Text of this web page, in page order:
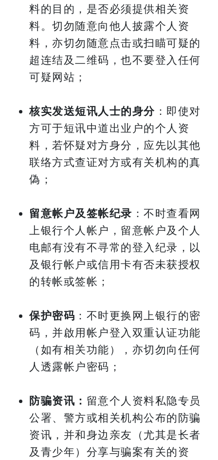
料的目的，是否必须提供相关资
料。切勿随意向他人披露个人资
料，亦切勿随意点击或扫瞄可疑的
超连结及二维码，也不要登入任何
可疑网站；
核实发送短讯人士的身分 ：即使对
方可于短讯中道出业户的个人资
料，若怀疑对方身分，应先以其他
联络方式查证对方或有关机构的真
偽；
留意帐户及签帐纪录 ：不时查看网
上银行个人帐户，留意帐户及个人
电邮有没有不寻常的登入纪录，以
及银行帐户或信用卡有否未获授权
的转帐或签帐；
保护密码 ：不时更换网上银行的密
码，并啟用帐户登入双重认证功能
（如有相关功能），亦切勿向任何
人透露帐户密码；
防骗资讯： 留意个人资料私隐专员
公署、警方或相关机构公布的防骗
资讯，并和身边亲友（尤其是长者
及青少年）分享与骗案有关的资